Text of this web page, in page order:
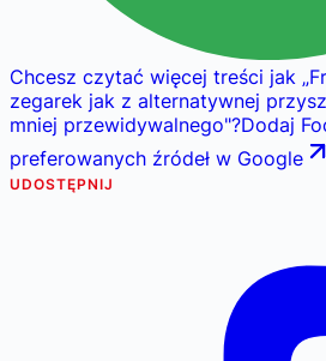
Chcesz czytać więcej treści jak „
zegarek jak z alternatywnej
mniej przewidywalnego"?Dodaj
preferowanych źródeł w Google
UDOSTĘPNIJ